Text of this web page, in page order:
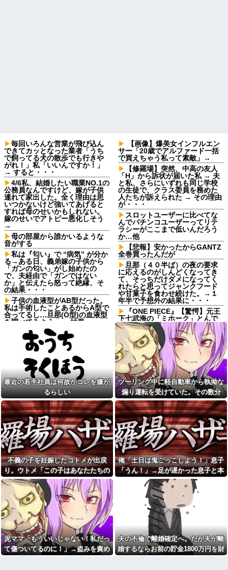
毎回いろんな営業が飛び込ん
できてカッとなった業者「うち
で飼ってる犬の散歩でも行きや
がれ！」私「いいんですか！」
→ すると・・・
4/6私、結婚したい職業NO.1の
公務員なんですけど、嫁が子供
連れて家出した。全く理由は思
いつかないけど強いてあげると
すれば母のせいかもしれない。
嫁のせいでアトピー悪化しそう
→
母の部屋から誰かいるような
音がする
私は『匂い』で “病気” が分か
る→ある日、義弟嫁の子供から
「ガンの匂い」がし始めたの
で、夫経由で「ガンではない
か」と伝えたら怒って絶縁、そ
の結果・・・
子供の血液型がAB型だった。
私は手術したことあるからA型で
合ってるし…旦那(O型)の血液型
を調べてみよう」→ 結果・・・
【悲報】 ヒコロヒー コンビニ
で割引おにぎりは〝絶対買わな
い〟理由で炎上ｗｗｗ
【画像】こんな感じのクルマ
で車中泊旅したいよな？？？
【画像】俺たちの姫本田望
結、久しぶりに画像を投稿した
結果→やっぱりワイらの姫だっ
たw w w w w w w w w w
寺田心、週6ジム通いで体重
62kg→82kgに 110kgのベンチ
プレス持ち上げる姿披露
ちいかわ作者さん、総額30億
超の大豪邸を建てるｗｗｗｗｗ
ｗｗｗｗｗｗｗｗｗｗｗｗｗｗ
【画像】居酒屋さん、6人で長
居して会計4939円しか使わない
客にお気持ち表明してしまう←
コレどっちが悪いん
や？？？？？？
マックの招待券を使おうとし
たら店員に番号を聞かれた。激
怒した僕は「どうしてくれんね
ん！！！無料券よこせ
や！！！！」と怒鳴って…
マンションの隣人「盗聴器が
見つかったの」私「まさかうち
も？」→業者に調査を依頼した
ら、犯人の正体まで見えてき
【画像】爆美女インフルエン
サー「20歳でアルファード一括
で買えちゃう私って素敵」→
【修羅場】突然、中高の友人
「H」から訴状が届いた私 → 夫
と私、さらにいずれも同じ学校
の生徒で、クラス委員を務めた
人たちが訴えられた → その理由
が・・・
スロットユーザーに比べてな
んでパチンコユーザーってリテ
ラシーがここまで低いんだろう
か…他
【悲報】安かったからGANTZ
全巻買ったんだが
旦那（４０半ば）の夜の要求
に応えるのがしんどくなってき
て、そっちだけダメになってく
れたらと思ってジャンクフード
や甘菓子を食わせ続けた。→１
年半で予想外の結果に・・・
『ONE PIECE』【驚愕】元王
下七武海の「ミホーク」とんで
もない事が判明するｗｗｗｗ
「ミホーク」←これ…もしかし
て…
仕事終わりのコンビニでレジ
順番待ち中に老害ジジイが堂々
の横入り！「次の方どうぞ」の
案内を自分への合図と勘違いし
て割り込む身勝手な俺様思考に
イライラ・・・
自分のパートナーは浮気しな
い自信ある？
彼女の浮気を疑い問いつける
と弟だと言う。「じゃあ携帯見
せて」『え？』え？じゃねーし
ｗ で、なんだかんだで結局俺の
方が間男だったｗ
好きになってはいけない人を
好きになったんだが
帰省した私（29歳事務職）
「ハンバーグ食べたい」→オカ
ン「ハンバーグに唐揚げサラダ
と手作りコーンスープ添えた
で！」なぜ実家の母親は子供が
30歳になっても「高校生運動部
レベルのガッツリ飯」を作って
しまうのか？
ヘンタイがいたんだけど兄貴
じゃないよね
【悲報】俺の行為人生があと5
年wwwwその理由がこれ
最近の若手社員は何故かコレを嫌が
るらしい
ツーリング中に軽自動車から執拗な
煽り運転を受けていた。その数分
後、思わぬ結末を目撃することにな
り…
不義の子を妊娠したコトメが出戻
り。ウトメ「この子はあなたたちの
子として育てて」旦那「ありがと
う」私「勝手に決めないで！」→修
羅場になり…
俺「土日は鬼ごっこしよう！」息子
「うん！」→足が遅かった息子と本
気で遊び続けた10年後…
泥ママ「もういいじゃない！私だっ
て傷ついてるのに！」→盗みを責め
夫の不倫で離婚確定へ。だが夫が離
婚するならお前の貯金1800万円を財